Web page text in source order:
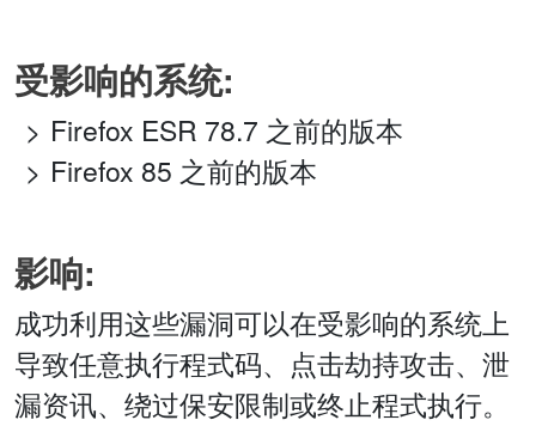
受影响的系统:
Firefox ESR 78.7 之前的版本
Firefox 85 之前的版本
影响:
成功利用这些漏洞可以在受影响的系统上
导致任意执行程式码、点击劫持攻击、泄
漏资讯、绕过保安限制或终止程式执行。